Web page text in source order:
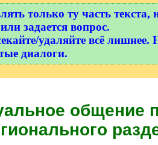
только ту часть текста,
задается вопрос.
удаляйте всё лишнее.
диалоги.
общение